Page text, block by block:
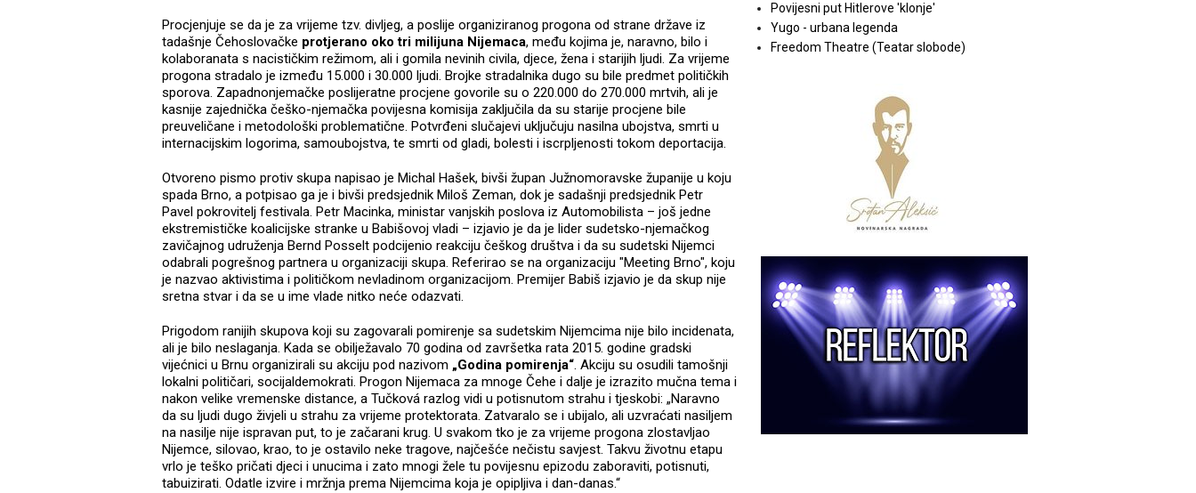
Procjenjuje se da je za vrijeme tzv. divljeg, a poslije organiziranog progona od strane države iz
tadašnje Čehoslovačke protjerano oko tri milijuna Nijemaca, među kojima je, naravno, bilo i
kolaboranata s nacističkim režimom, ali i gomila nevinih civila, djece, žena i starijih ljudi. Za vrijeme
progona stradalo je između 15.000 i 30.000 ljudi. Brojke stradalnika dugo su bile predmet političkih
sporova. Zapadnonjemačke poslijeratne procjene govorile su o 220.000 do 270.000 mrtvih, ali je
kasnije zajednička češko-njemačka povijesna komisija zaključila da su starije procjene bile
preuveličane i metodološki problematične. Potvrđeni slučajevi uključuju nasilna ubojstva, smrti u
internacijskim logorima, samoubojstva, te smrti od gladi, bolesti i iscrpljenosti tokom deportacija.
Otvoreno pismo protiv skupa napisao je Michal Hašek, bivši župan Južnomoravske županije u koju
spada Brno, a potpisao ga je i bivši predsjednik Miloš Zeman, dok je sadašnji predsjednik Petr
Pavel pokrovitelj festivala. Petr Macinka, ministar vanjskih poslova iz Automobilista – još jedne
ekstremističke koalicijske stranke u Babišovoj vladi – izjavio je da je lider sudetsko-njemačkog
zavičajnog udruženja Bernd Posselt podcijenio reakciju češkog društva i da su sudetski Nijemci
odabrali pogrešnog partnera u organizaciji skupa. Referirao se na organizaciju "Meeting Brno", koju
je nazvao aktivistima i političkom nevladinom organizacijom. Premijer Babiš izjavio je da skup nije
sretna stvar i da se u ime vlade nitko neće odazvati.
Prigodom ranijih skupova koji su zagovarali pomirenje sa sudetskim Nijemcima nije bilo incidenata,
ali je bilo neslaganja. Kada se obilježavalo 70 godina od završetka rata 2015. godine gradski
vijećnici u Brnu organizirali su akciju pod nazivom „Godina pomirenja“. Akciju su osudili tamošnji
lokalni političari, socijaldemokrati. Progon Nijemaca za mnoge Čehe i dalje je izrazito mučna tema i
nakon velike vremenske distance, a Tučková razlog vidi u potisnutom strahu i tjeskobi: „Naravno
da su ljudi dugo živjeli u strahu za vrijeme protektorata. Zatvaralo se i ubijalo, ali uzvraćati nasiljem
na nasilje nije ispravan put, to je začarani krug. U svakom tko je za vrijeme progona zlostavljao
Nijemce, silovao, krao, to je ostavilo neke tragove, najčešće nečistu savjest. Takvu životnu etapu
vrlo je teško pričati djeci i unucima i zato mnogi žele tu povijesnu epizodu zaboraviti, potisnuti,
tabuizirati. Odatle izvire i mržnja prema Nijemcima koja je opipljiva i dan-danas.“
Povijesni put Hitlerove 'klonje'
Yugo - urbana legenda
Freedom Theatre (Teatar slobode)